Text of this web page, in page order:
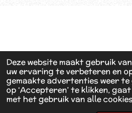
Deze website maakt gebruik
uw ervaring te verbeteren en
gemaakte advertenties weer te
op ‘Accepteren’ te klikken,
met het gebruik van alle